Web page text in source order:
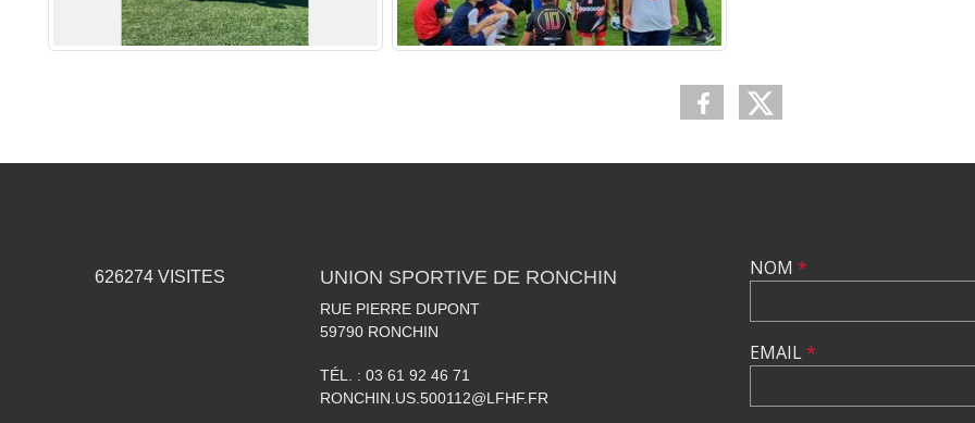
626274 VISITES UNION SPORTIVE DE RONCHIN
RUE PIERRE DUPONT
59790 RONCHIN
TÉL. : 03 61 92 46 71
RONCHIN.US.500112@LFHF.FR
NOM *
EMAIL*